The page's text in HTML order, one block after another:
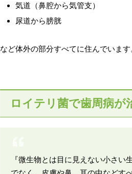
気道（鼻腔から気管支）
尿道から膀胱
など体外の部分すべてに住んでいます
ロイテリ菌で歯周病が
『微生物とは目に見えない小さ